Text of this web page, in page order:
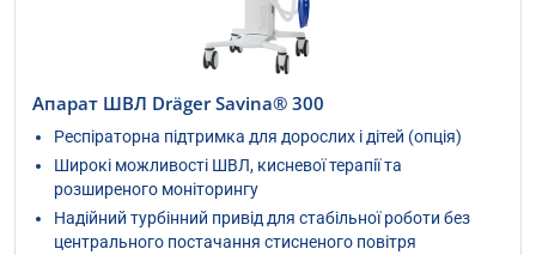
Апарат ШВЛ Dräger Savina® 300
Респіраторна підтримка для дорослих і дітей (опція)
Широкі можливості ШВЛ, кисневої терапії та
розширеного моніторингу
Надійний турбінний привід для стабільної роботи без
центрального постачання стисненого повітря